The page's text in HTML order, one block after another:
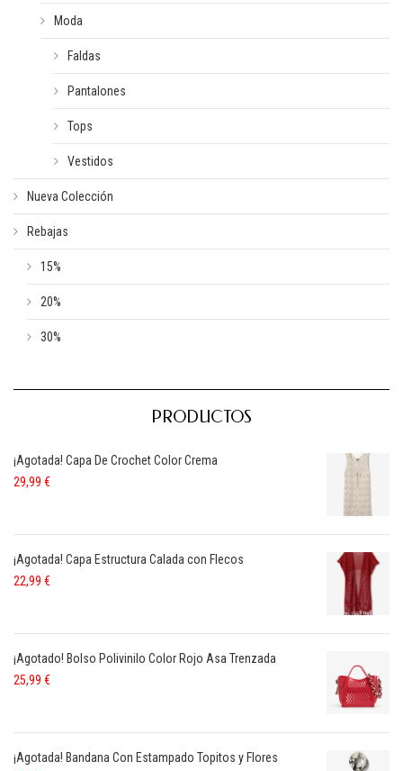
Moda
Faldas
Pantalones
Tops
Vestidos
Nueva Colección
Rebajas
15%
20%
30%
PRODUCTOS
¡Agotada! Capa De Crochet Color Crema
29,99 €
¡Agotada! Capa Estructura Calada con Flecos
22,99 €
¡Agotado! Bolso Polivinilo Color Rojo Asa Trenzada
25,99 €
¡Agotada! Bandana Con Estampado Topitos y Flores